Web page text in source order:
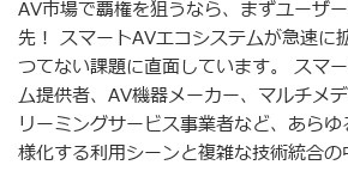
AV市場で覇権を狙うなら、まずユーザ
先！ スマートAVエコシステムが急速に
つてない課題に直面しています。 スマ
ム提供者、AV機器メーカー、マルチメ
リーミングサービス事業者など、あら
様化する利用シーンと複雑な技術統合